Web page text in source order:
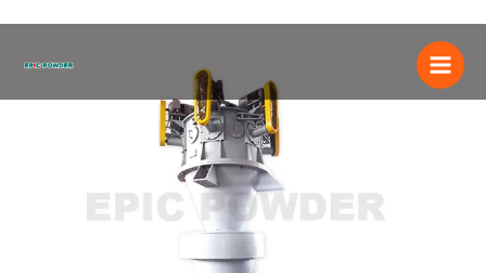
para